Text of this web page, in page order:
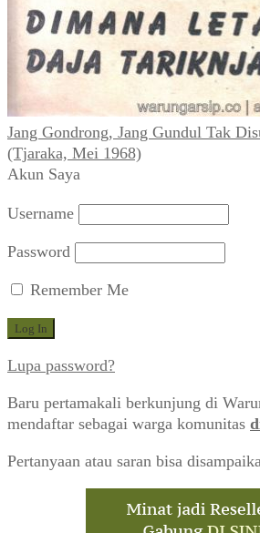
Jang Gondrong, Jang Gundul Tak
(Tjaraka, Mei 1968)
Akun Saya
Username
Password
Remember Me
Lupa password?
Baru pertamakali berkunjung di
mendaftar sebagai warga komunitas
Pertanyaan atau saran bisa